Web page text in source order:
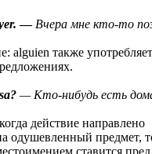
—Вчера мне кто-то
alguien также
— Кто-нибудь есть
действие направлено
одушевленный предмет,
ставится